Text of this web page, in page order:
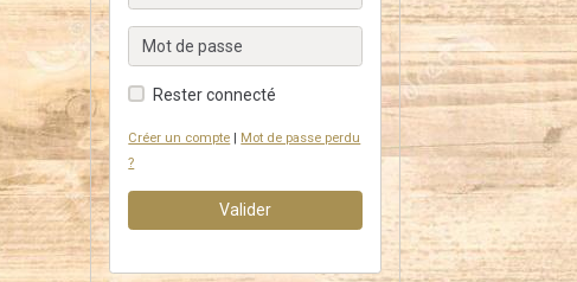
Rester connecté
Créer un compte | Mot de passe perdu
?
Valider